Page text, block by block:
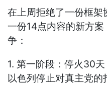
在上周拒绝了一份框架
一份14点内容的新方
争：
1. 第一阶段：停火30
以色列停止对真主党的